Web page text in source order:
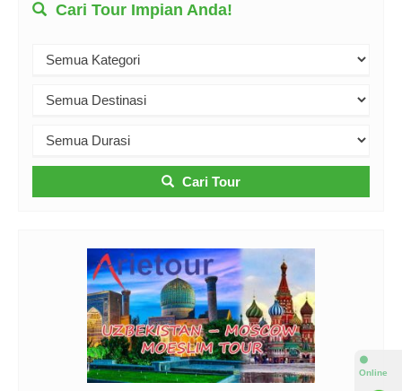
Cari Tour Impian Anda!
Cari Tour
⚫
Online